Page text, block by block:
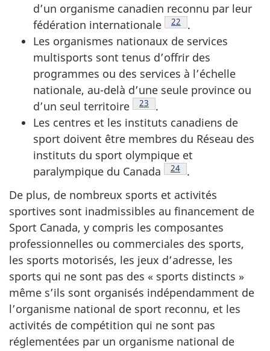
d’un organisme canadien reconnu par leur
fédération internationale
Note de bas de page
22
.
Les organismes nationaux de services
multisports sont tenus d’offrir des
programmes ou des services à l’échelle
nationale, au-delà d’une seule province ou
d’un seul territoire
Note de bas de page
23
.
Les centres et les instituts canadiens de
sport doivent être membres du Réseau des
instituts du sport olympique et
paralympique du Canada
Note de bas de page
24
.
De plus, de nombreux sports et activités
sportives sont inadmissibles au financement de
Sport Canada, y compris les composantes
professionnelles ou commerciales des sports,
les sports motorisés, les jeux d’adresse, les
sports qui ne sont pas des « sports distincts »
même s’ils sont organisés indépendamment de
l’organisme national de sport reconnu, et les
activités de compétition qui ne sont pas
réglementées par un organisme national de